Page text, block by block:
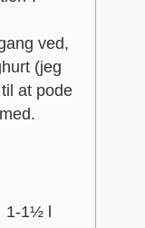
ved,
(jeg
at pode
1-1½ l